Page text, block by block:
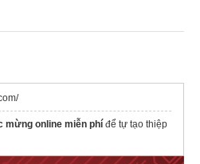
mừng online miễn phíđể tự tạo thiệp